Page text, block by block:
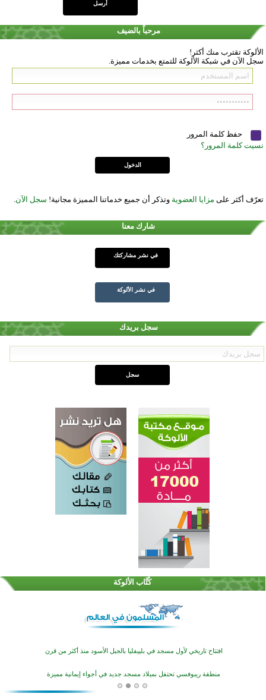
مرحباً بالضيف
الألوكة تقترب منك أكثر!
سجل الآن في شبكة الألوكة للتمتع بخدمات مميزة.
حفظ كلمة المرور
نسيت كلمة المرور؟
تعرّف أكثر على مزايا العضوية وتذكر أن جميع خدماتنا المميزة مجانية! سجل الآن
شارك معنا
في نشر مشاركتك
في نشر الألوكة
سجل بريدك
كُتَّاب الألوكة
اختتام الدورة التاسعة لمسابقة حفظ وتلاوة القرآن الكريم في أزناكاييف
تيسليتش تختتم برنامجا تعليميا لتعزيز القيم وبناء الشخصية للشباب المسلمين
اختتام منافسات قرآنية متميزة في بنغلاديش بمشاركة 3000 متسابق
أكبر مشروع إسلامي في ريف أستراليا يفتتح أبوابه بعد سنوات من العمل والعطاء